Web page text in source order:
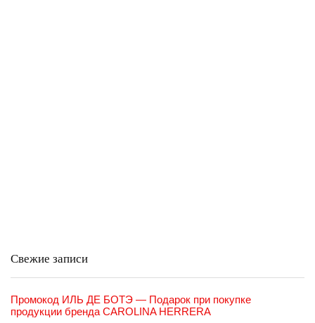
Свежие записи
Промокод ИЛЬ ДЕ БОТЭ — Подарок при покупке
продукции бренда CAROLINA HERRERA